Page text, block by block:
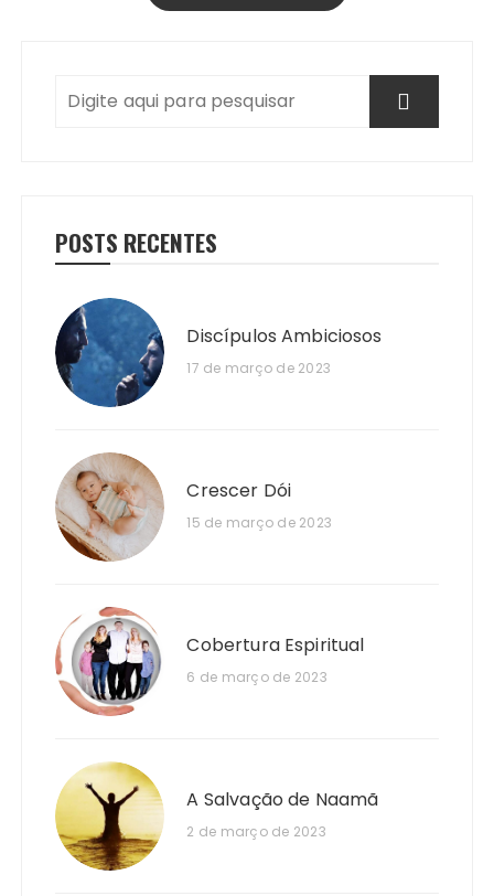
POSTS RECENTES
Discípulos Ambiciosos
17 de março de 2023
Crescer Dói
15 de março de 2023
Cobertura Espiritual
6 de março de 2023
A Salvação de Naamã
2 de março de 2023